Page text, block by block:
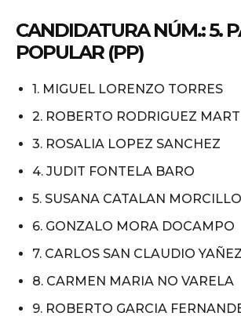
CANDIDATURA NÚM.: 5.
POPULAR (PP)
1. MIGUEL LORENZO TORRES
2. ROBERTO RODRIGUEZ
3. ROSALIA LOPEZ SANCHEZ
4. JUDIT FONTELA BARO
5. SUSANA CATALAN MORCILLO
6. GONZALO MORA DOCAMPO
7. CARLOS SAN CLAUDIO YAÑEZ
8. CARMEN MARIA NO VARELA
9. ROBERTO GARCIA